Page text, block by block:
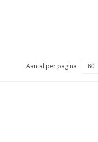
Aantal per pagina